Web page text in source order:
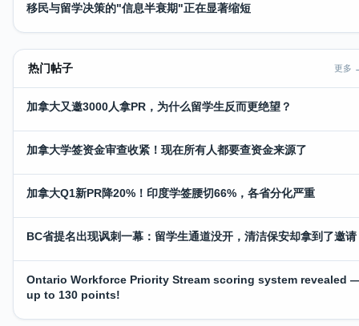
移民与留学决策的"信息半衰期"正在显著缩短
热门帖子 更多
加拿大又邀3000人拿PR，为什么留学生反而更绝望？
加拿大学签资金审查收紧！现在所有人都要查资金来源了
加拿大Q1新PR降20%！印度学签腰切66%，各省分化严重
BC省提名出现讽刺一幕：留学生通道没开，清洁保安却拿到了邀请
Ontario Workforce Priority Stream scoring system revealed
up to 130 points!